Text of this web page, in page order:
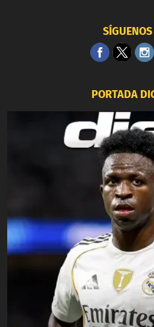
SÍGUENOS
PORTADA